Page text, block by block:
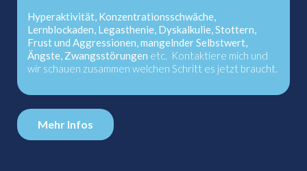
Hyperaktivität, Konzentrationsschwäche,
Lernblockaden, Legasthenie, Dyskalkulie, Stottern,
Frust und Aggressionen, mangelnder Selbstwert,
Ängste, Zwangsstörungen etc. Kontaktiere mich und
wir schauen zusammen welchen Schritt es jetzt braucht.
Mehr Infos